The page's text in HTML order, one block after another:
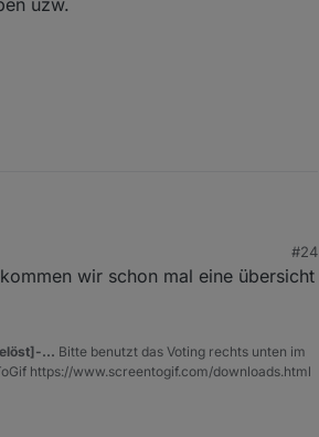
uzw.
#24
wir schon mal eine übersicht
... Bitte benutzt das Voting rechts unten im
https://www.screentogif.com/downloads.html